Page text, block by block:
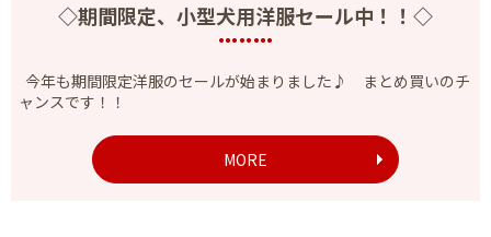
◇期間限定、小型犬用洋服セール中！！◇
今年も期間限定洋服のセールが始まりました♪ まとめ買いのチ
ャンスです！！
MORE